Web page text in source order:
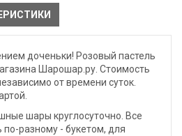
доченьки! Розовый пастель
Шарошар.ру. Стоимость
от времени суток.
шары круглосуточно. Все
разному - букетом, для